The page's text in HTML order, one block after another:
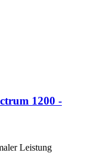
1200 -​
Leistung